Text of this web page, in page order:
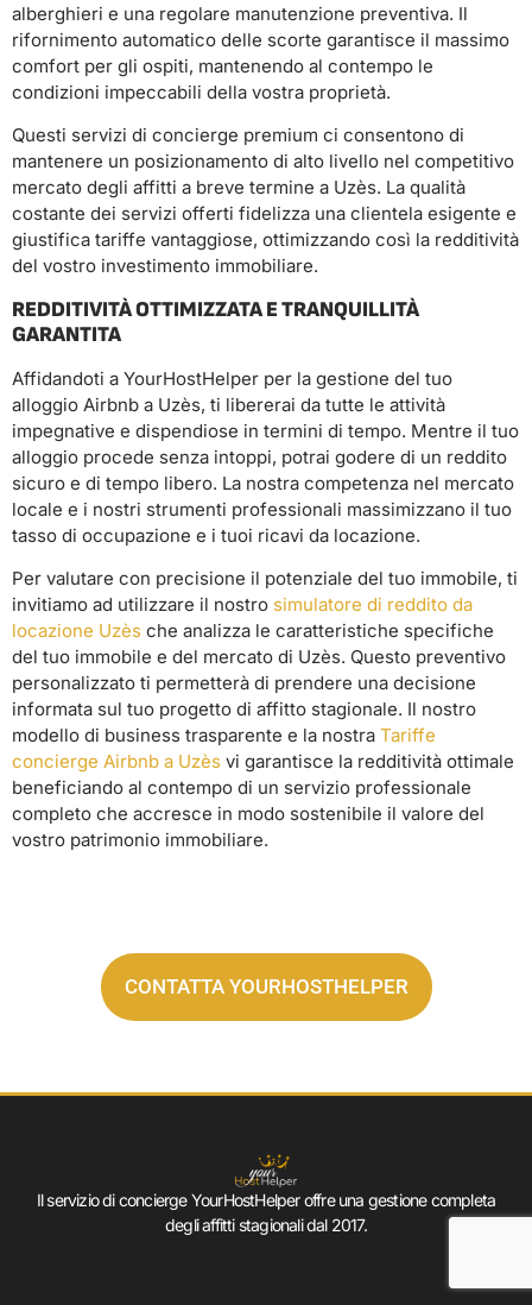
alberghieri e una regolare manutenzione preventiva. Il
rifornimento automatico delle scorte garantisce il massimo
comfort per gli ospiti, mantenendo al contempo le
condizioni impeccabili della vostra proprietà.
Questi servizi di concierge premium ci consentono di
mantenere un posizionamento di alto livello nel competitivo
mercato degli affitti a breve termine a Uzès. La qualità
costante dei servizi offerti fidelizza una clientela esigente e
giustifica tariffe vantaggiose, ottimizzando così la redditività
del vostro investimento immobiliare.
REDDITIVITÀ OTTIMIZZATA E TRANQUILLITÀ
GARANTITA
Affidandoti a YourHostHelper per la gestione del tuo
alloggio Airbnb a Uzès, ti libererai da tutte le attività
impegnative e dispendiose in termini di tempo. Mentre il tuo
alloggio procede senza intoppi, potrai godere di un reddito
sicuro e di tempo libero. La nostra competenza nel mercato
locale e i nostri strumenti professionali massimizzano il tuo
tasso di occupazione e i tuoi ricavi da locazione.
Per valutare con precisione il potenziale del tuo immobile, ti
invitiamo ad utilizzare il nostro simulatore di reddito da
locazione Uzès che analizza le caratteristiche specifiche
del tuo immobile e del mercato di Uzès. Questo preventivo
personalizzato ti permetterà di prendere una decisione
informata sul tuo progetto di affitto stagionale. Il nostro
modello di business trasparente e la nostra Tariffe
concierge Airbnb a Uzès vi garantisce la redditività ottimale
beneficiando al contempo di un servizio professionale
completo che accresce in modo sostenibile il valore del
vostro patrimonio immobiliare.
CONTATTA YOURHOSTHELPER
Il servizio di concierge YourHostHelper offre una gestione completa
degli affitti stagionali dal 2017.